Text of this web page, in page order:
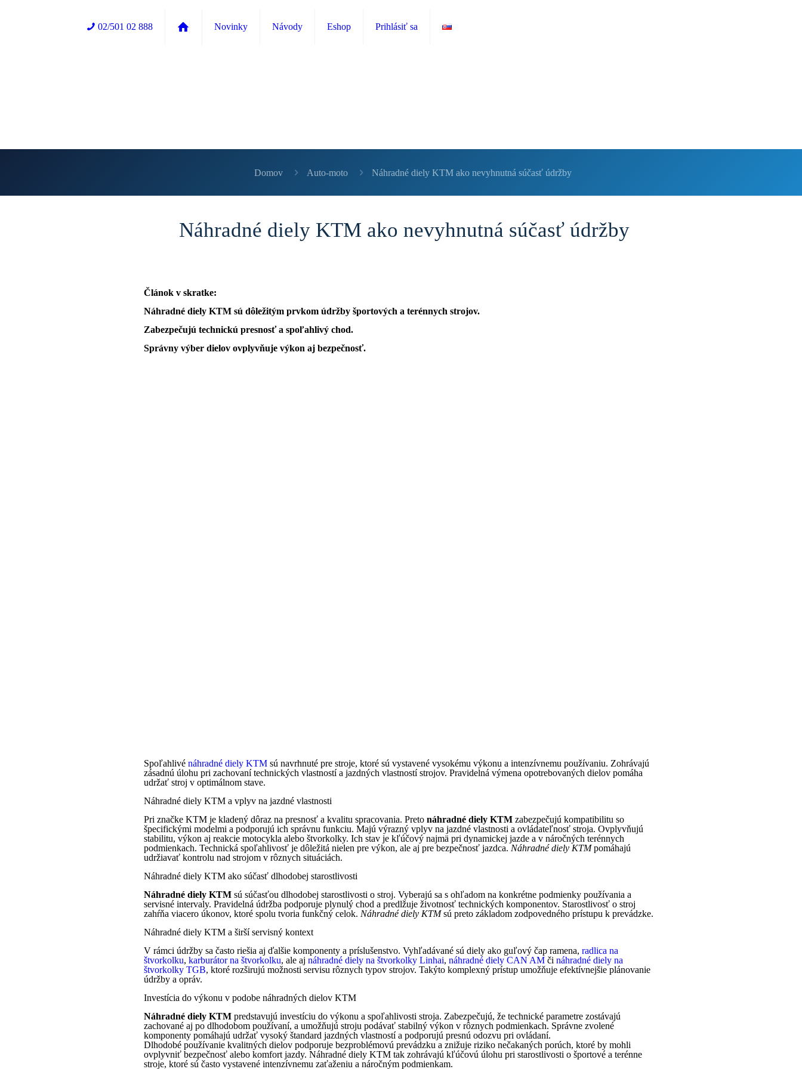
02/501 02 888 Novinky Návody Eshop Prihlásiť sa
Domov Auto-moto Náhradné diely KTM ako nevyhnutná súčasť údržby
Náhradné diely KTM ako nevyhnutná súčasť údržby
Článok v skratke:
Náhradné diely KTM sú dôležitým prvkom údržby športových a terénnych strojov.
Zabezpečujú technickú presnosť a spoľahlivý chod.
Správny výber dielov ovplyvňuje výkon aj bezpečnosť.
Spoľahlivé náhradné diely KTMsú navrhnuté pre stroje, ktoré sú vystavené vysokému výkonu a intenzívnemu používaniu. Zohrávajú
zásadnú úlohu pri zachovaní technických vlastností a jazdných vlastností strojov. Pravidelná výmena opotrebovaných dielov pomáha
udržať stroj v optimálnom stave.
Náhradné diely KTM a vplyv na jazdné vlastnosti
Pri značke KTM je kladený dôraz na presnosť a kvalitu spracovania. Preto náhradné diely KTMzabezpečujú kompatibilitu so
špecifickými modelmi a podporujú ich správnu funkciu. Majú výrazný vplyv na jazdné vlastnosti a ovládateľnosť stroja. Ovplyvňujú
stabilitu, výkon aj reakcie motocykla alebo štvorkolky. Ich stav je kľúčový najmä pri dynamickej jazde a v náročných terénnych
podmienkach. Technická spoľahlivosť je dôležitá nielen pre výkon, ale aj pre bezpečnosť jazdca. Náhradné diely KTMpomáhajú
udržiavať kontrolu nad strojom v rôznych situáciách.
Náhradné diely KTM ako súčasť dlhodobej starostlivosti
Náhradné diely KTMsú súčasťou dlhodobej starostlivosti o stroj. Vyberajú sa s ohľadom na konkrétne podmienky používania a
servisné intervaly. Pravidelná údržba podporuje plynulý chod a predlžuje životnosť technických komponentov. Starostlivosť o stroj
zahŕňa viacero úkonov, ktoré spolu tvoria funkčný celok. Náhradné diely KTMsú preto základom zodpovedného prístupu k prevádzke.
Náhradné diely KTM a širší servisný kontext
V rámci údržby sa často riešia aj ďalšie komponenty a príslušenstvo. Vyhľadávané sú diely ako guľový čap ramena, radlica na
štvorkolku, karburátor na štvorkolku, ale aj náhradné diely na štvorkolky Linhai, náhradné diely CAN AMči náhradné diely na
štvorkolky TGB, ktoré rozširujú možnosti servisu rôznych typov strojov. Takýto komplexný prístup umožňuje efektívnejšie plánovanie
údržby a opráv.
Investícia do výkonu v podobe náhradných dielov KTM
Náhradné diely KTMpredstavujú investíciu do výkonu a spoľahlivosti stroja. Zabezpečujú, že technické parametre zostávajú
zachované aj po dlhodobom používaní, a umožňujú stroju podávať stabilný výkon v rôznych podmienkach. Správne zvolené
komponenty pomáhajú udržať vysoký štandard jazdných vlastností a podporujú presnú odozvu pri ovládaní.
Dlhodobé používanie kvalitných dielov podporuje bezproblémovú prevádzku a znižuje riziko nečakaných porúch, ktoré by mohli
ovplyvniť bezpečnosť alebo komfort jazdy. Náhradné diely KTM tak zohrávajú kľúčovú úlohu pri starostlivosti o športové a terénne
stroje, ktoré sú často vystavené intenzívnemu zaťaženiu a náročným podmienkam.